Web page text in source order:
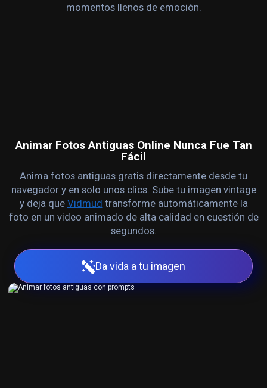
momentos llenos de emoción.
Animar Fotos Antiguas Online Nunca Fue Tan
Fácil
Anima fotos antiguas gratis directamente desde tu
navegador y en solo unos clics. Sube tu imagen vintage
y deja que Vidmud transforme automáticamente la
foto en un video animado de alta calidad en cuestión de
segundos.
Da vida a tu imagen